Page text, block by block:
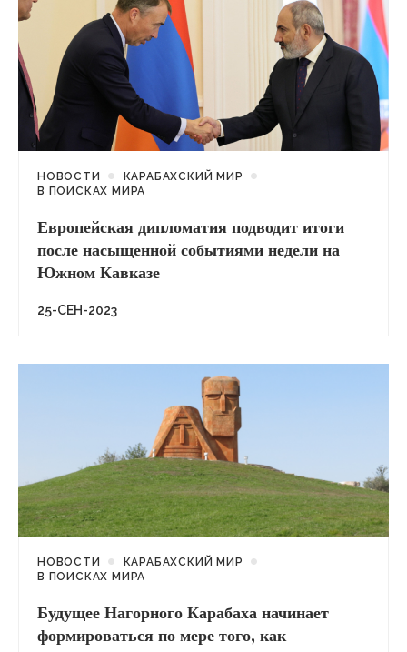
НОВОСТИ
КАРАБАХСКИЙ МИР
В ПОИСКАХ МИРА
Европейская дипломатия подводит итоги
после насыщенной событиями недели на
Южном Кавказе
25-СЕН-2023
НОВОСТИ
КАРАБАХСКИЙ МИР
В ПОИСКАХ МИРА
Будущее Нагорного Карабаха начинает
формироваться по мере того, как